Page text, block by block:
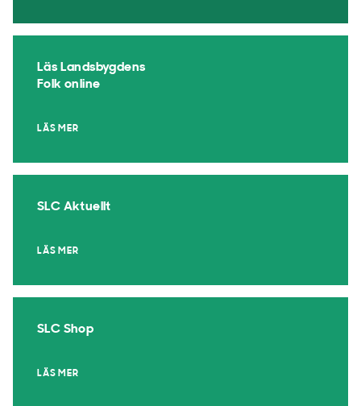
Läs Landsbygdens
Folk online
LÄS MER
SLC Aktuellt
LÄS MER
SLC Shop
LÄS MER